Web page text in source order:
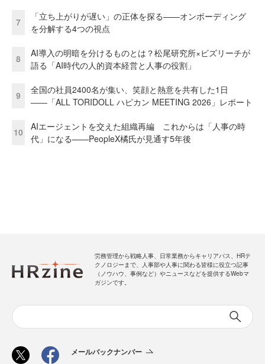
7
「立ち上がりが遅い」の正体を探る——オンボーディング
を分解する4つの視点
8
AI導入の明暗を分けるものとは？松尾研究所×ビズリーチが
語る「AI時代の人的資本経営と人事の役割」
9
全国の社員2400名が集い、笑顔と熱意を共有した1日
――「ALL TORIDOLL ハピカン MEETING 2026」レポート
10
AIエージェントを交えた組織再編 これからは「人事の時
代」になる——PeopleX橘氏が見通す5年後
労務管理から戦略人事、日常業務からキャリアパス、HRテ
クノロジーまで、人事部や人事に関わる皆様に役立つ記事
（ノウハウ、事例など）やニュースなどを提供するWebマ
ガジンです。
メールバックナンバー